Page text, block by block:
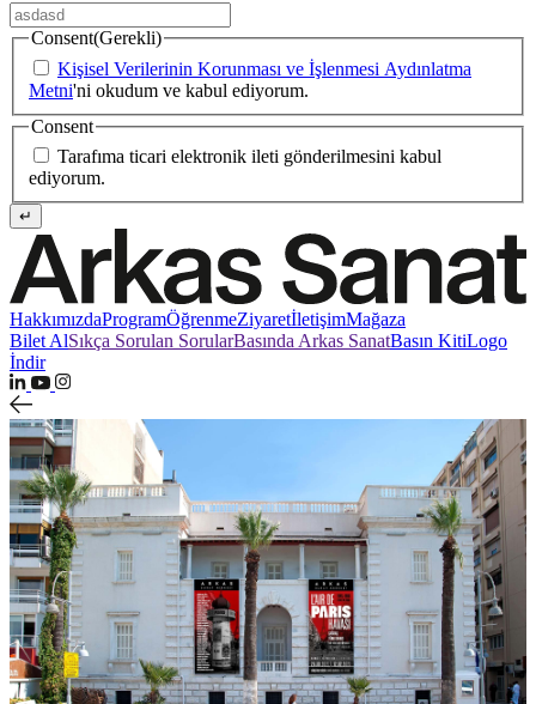
Consent(Gerekli)
Kişisel Verilerinin Korunması ve İşlenmesi Aydınlatma
Metni'ni okudum ve kabul ediyorum.
Consent
Tarafıma ticari elektronik ileti gönderilmesini kabul
ediyorum.
↵
HakkımızdaProgramÖğrenmeZiyaretİletişimMağaza
Bilet AlSıkça Sorulan SorularBasında Arkas SanatBasın KitiLogo
İndir